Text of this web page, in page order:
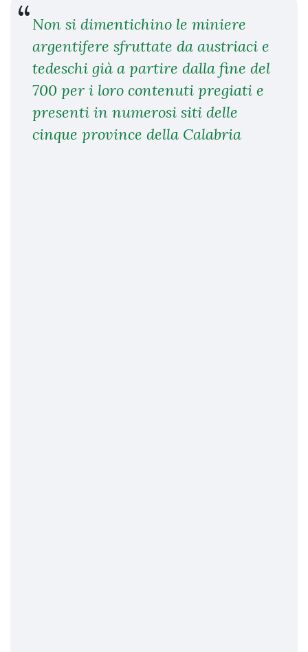
Non si dimentichino le miniere
argentifere sfruttate da austriaci e
tedeschi già a partire dalla fine del
700 per i loro contenuti pregiati e
presenti in numerosi siti delle
cinque province della Calabria